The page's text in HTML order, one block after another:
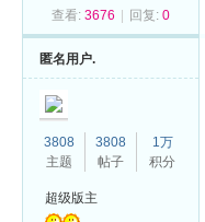
› ›
查看: 3676 回复: 0
匿名用户.
3808
主题
3808
帖子
1万
积分
超级版主